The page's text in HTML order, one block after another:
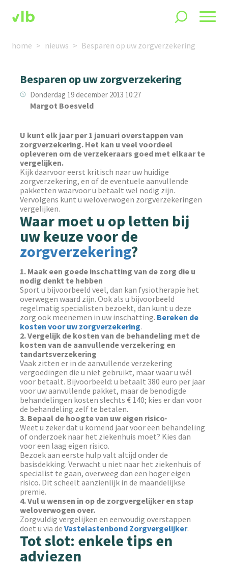
home nieuws Besparen op uw zorgverzekering
Besparen op uw zorgverzekering
Donderdag 19 december 2013 10:27
Margot Boesveld
U kunt elk jaar per 1 januari overstappen van
zorgverzekering. Het kan u veel voordeel
opleveren om de verzekeraars goed met elkaar te
vergelijken.
Kijk daarvoor eerst kritisch naar uw huidige
zorgverzekering, en of de eventuele aanvullende
pakketten waarvoor u betaalt wel nodig zijn.
Vervolgens kunt u weloverwogen zorgverzekeringen
vergelijken.
Waar moet u op letten bij
uw keuze voor de
zorgverzekering?
1. Maak een goede inschatting van de zorg die u
nodig denkt te hebben
Sport u bijvoorbeeld veel, dan kan fysiotherapie het
overwegen waard zijn. Ook als u bijvoorbeeld
regelmatig specialisten bezoekt, dan kunt u deze
zorg ook meenemen in uw inschatting. Bereken de
kosten voor uw zorgverzekering.
2. Vergelijk de kosten van de behandeling met de
kosten van de aanvullende verzekering en
tandartsverzekering
Vaak zitten er in de aanvullende verzekering
vergoedingen die u niet gebruikt, maar waar u wél
voor betaalt. Bijvoorbeeld: u betaalt 380 euro per jaar
voor uw aanvullende pakket, maar de benodigde
behandelingen kosten slechts € 140; kies er dan voor
de behandeling zelf te betalen.
3. Bepaal de hoogte van uw eigen risico*
Weet u zeker dat u komend jaar voor een behandeling
of onderzoek naar het ziekenhuis moet? Kies dan
voor een laag eigen risico.
Bezoek aan eerste hulp valt altijd onder de
basisdekking. Verwacht u niet naar het ziekenhuis of
specialist te gaan, overweeg dan een hoger eigen
risico. Dit scheelt aanzienlijk in de maandelijkse
premie.
4. Vul u wensen in op de zorgvergelijker en stap
weloverwogen over.
Zorgvuldig vergelijken en eenvoudig overstappen
doet u via deVastelastenbond Zorgvergelijker.
Tot slot: enkele tips en
adviezen